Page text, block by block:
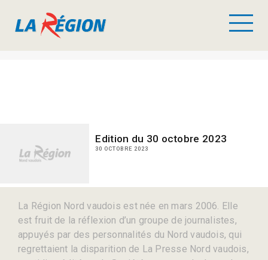
Edition du 30 octobre 2023
30 OCTOBRE 2023
La Région Nord vaudois est née en mars 2006. Elle
est fruit de la réflexion d’un groupe de journalistes,
appuyés par des personnalités du Nord vaudois, qui
regrettaient la disparition de La Presse Nord vaudois,